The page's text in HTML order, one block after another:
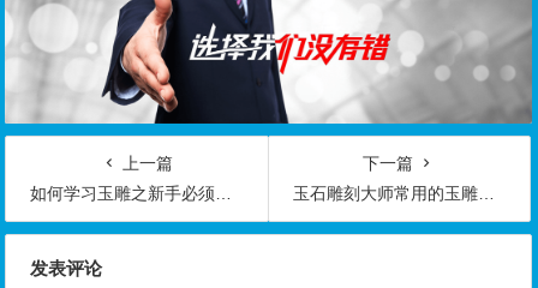
上一篇
如何学习玉雕之新手必须知道的玉雕过程
下一篇
玉石雕刻大师常用的玉雕技法根据雕工的好坏看玉价格
发表评论